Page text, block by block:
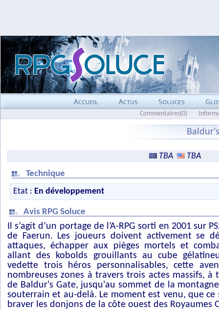
Commentaires(0)
TBA
TBA
Technique
Etat : En développement
Avis RPG Soluce
Il s’agit d’un portage de l’A-RPG sorti en 2001 sur
de Faerun. Les joueurs doivent activement se
attaques, échapper aux pièges mortels et
allant des kobolds grouillants au cube
vedette trois héros personnalisables, cette
nombreuses zones à travers trois actes massifs,
de Baldur's Gate, jusqu'au sommet de la
souterrain et au-delà. Le moment est venu, que
braver les donjons de la côte ouest des Royaumes